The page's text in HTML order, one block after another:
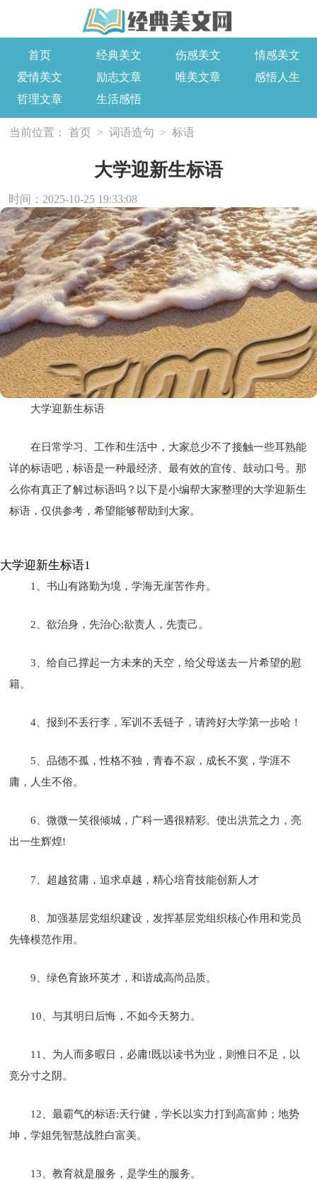
首页 经典美文 伤感美文
情感美文
爱情美文
励志文章 唯美文章
感悟人生
哲理文章
生活感悟
当前位置： 首页 > 词语造句 > 标语
大学迎新生标语
时间：2025-10-25 19:33:08
大学迎新生标语
在日常学习、工作和生活中，大家总少不了接触一些耳熟能
详的标语吧，标语是一种最经济、最有效的宣传、鼓动口号。那
么你有真正了解过标语吗？以下是小编帮大家整理的大学迎新生
标语，仅供参考，希望能够帮助到大家。
大学迎新生标语1
1、书山有路勤为境，学海无崖苦作舟。
2、欲治身，先治心;欲责人，先责己。
3、给自己撑起一方未来的天空，给父母送去一片希望的慰
籍。
4、报到不丢行李，军训不丢链子，请跨好大学第一步哈！
5、品德不孤，性格不独，青春不寂，成长不寞，学涯不
庸，人生不俗。
6、微微一笑很倾城，广科一遇很精彩。使出洪荒之力，亮
出一生辉煌!
7、超越贫庸，追求卓越，精心培育技能创新人才
8、加强基层党组织建设，发挥基层党组织核心作用和党员
先锋模范作用。
9、绿色育旅环英才，和谐成高尚品质。
10、与其明日后悔，不如今天努力。
11、为人而多暇日，必庸!既以读书为业，则惟日不足，以
竞分寸之阴。
12、最霸气的标语:天行健，学长以实力打到高富帅；地势
坤，学姐凭智慧战胜白富美。
13、教育就是服务，是学生的服务。